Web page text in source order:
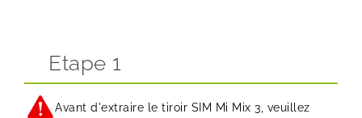
Etape 1
Avant d'extraire le tiroir SIM Mi Mix 3, veuillez